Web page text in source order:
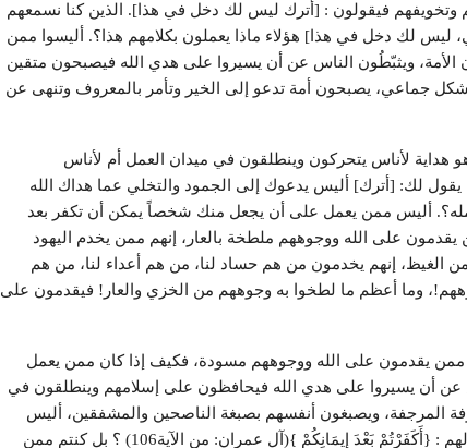
وتخويفهم فيقولون : [أترك ليس لك دخل في هذا]. الذين كنا نسمعهم
ليس لك دخل في هذا] هؤلاء ماذا يعملون بكلامهم هذا؟. أليسوا ممن
الأمة، ويثبّطُون الناس عن أن يسيروا على هدي الله فيصبحون متقين
جماعي، يصبحون أمة تدعو إلى الخير وتأمر بالمعروف وتنهى عن
لأناس يتحركون وينطلقون في ميدان العمل أم لأناس
لك: [أترك] أليس يدعوك إلى الجمود والتخلي عما هداك الله
أليس ممن يعمل على أن يجعل منك شخصاً يمكن أن تكفر بعد
يقدمون على الله ووجوههم ملطخة بالعار، إنهم ممن يخدم اليهود
الغيظ، إنهم يخدمون من هم حساد لنا، من هم أعداء لنا، من هم
وما أعظم ما لطخوا به وجوههم من الخزي والعار! فيقدمون على
يقدمون على الله ووجوههم مسودة، فكيف إذا كان ممن يعمل
عن أن يسيروا على هدي الله فيحافظون على إسلامهم وينطلقون في
المرجفة، ويصبغون أنفسهم بصبغة الناصحين والمشفقين، أليس
هؤلاء ممن يقدمون على الله ووجوههم مسودة فيقال لهم : {أَكَفَرْتُمْ بَعْدَ إِيمَانِكُمْ }(آل عمران: من الآية106) ؟ بل كنتم ممن